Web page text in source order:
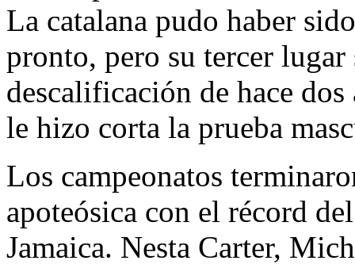
La catalana pudo haber
pronto, pero su tercer lugar
descalificación de hace
le hizo corta la prueba
Los campeonatos
apoteósica con el récord
Jamaica. Nesta Carter,